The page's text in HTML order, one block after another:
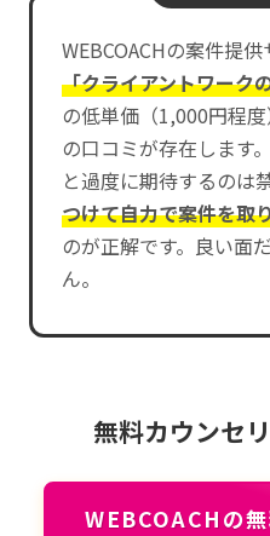
WEBCOACHの案件提
「クライアントワーク
の低単価（1,000円程
の口コミが存在します
と過度に期待するのは
つけて自力で案件を取
のが正解です。良い面
ん。
無料カウンセ
WEBCOACHの